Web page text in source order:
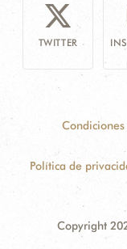
TWITTER
Condiciones
Política de
Copyright